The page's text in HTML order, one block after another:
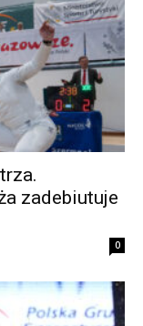
zadebiutuje
0